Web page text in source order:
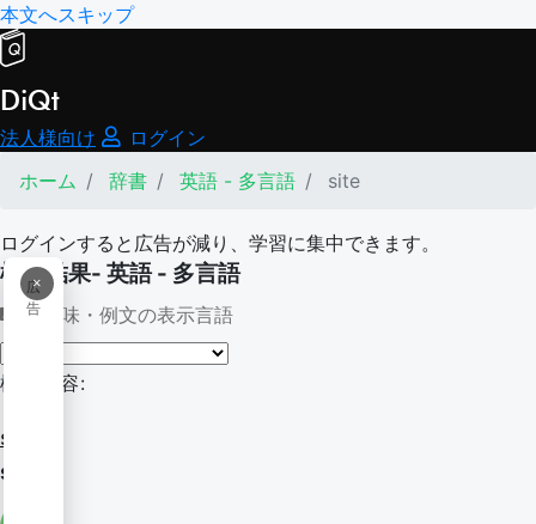
本文へスキップ
DiQt
法人様向け
ログイン
ホーム
辞書 英語 - 多言語 site
ログインすると広告が減り、学習に集中できます。
×
広
告
検索結果- 英語 - 多言語
意味・例文の表示言語
検索内容:
site
site